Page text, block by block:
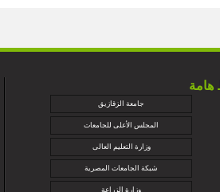
هامة
جامعة الزقازيق
المجلس الأعلى للجامعات
وزارة التعليم العالى
شبكة الجامعات المصرية
وزارة الزراعة